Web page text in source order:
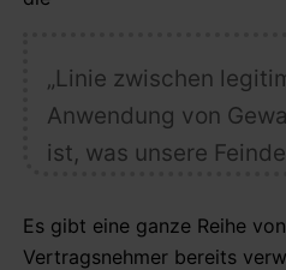
„Linie zwischen
Anwendung von
ist, was unsere
Es gibt eine ganze Reihe
Vertragsnehmer bereits